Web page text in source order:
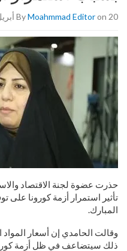
ByMoahmmad Editoron 20 أبريل، 2020
حذرت عضوة لجنة الاقتصاد
تأثير استمرار أزمة كورونا على
المبارك.
وقالت الحامدي إن أسعار المواد
ذلك سيتضاعف في ظل أزمة